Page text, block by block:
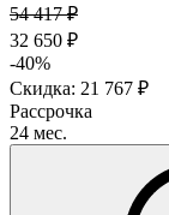
54 417 ₽
32 650 ₽
-40%
Скидка: 21 767 ₽
Рассрочка
24 мес.